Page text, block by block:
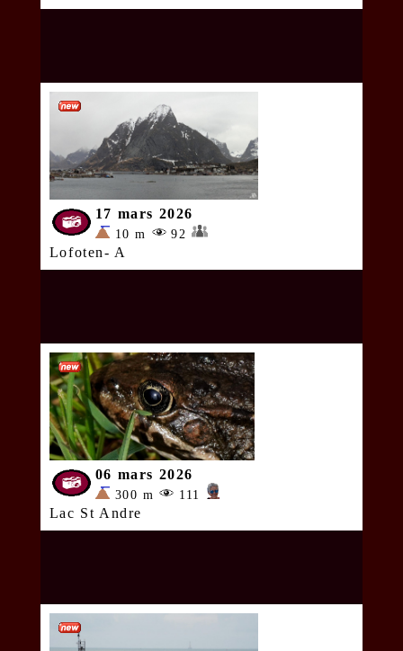
17 mars 2026
10 m 92
Lofoten- A
06 mars 2026
300 m 111
Lac St Andre